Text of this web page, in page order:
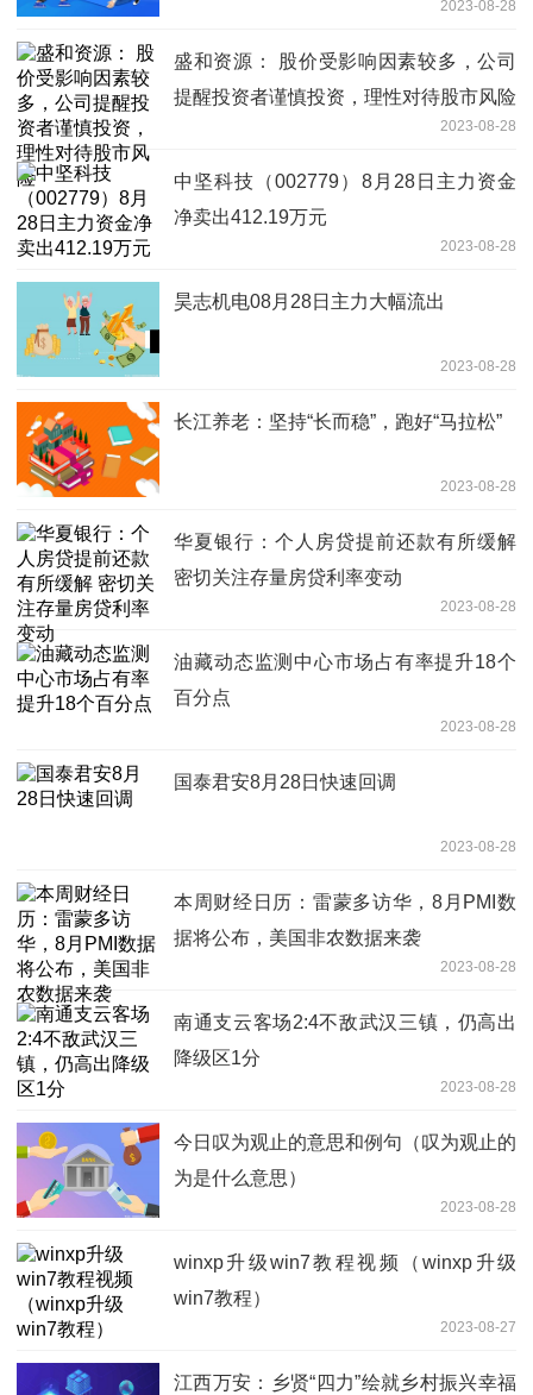
2023-08-28
盛和资源： 股价受影响因素较多，公司
提醒投资者谨慎投资，理性对待股市风险
2023-08-28
中坚科技（002779）8月28日主力资金
净卖出412.19万元
2023-08-28
昊志机电08月28日主力大幅流出
2023-08-28
长江养老：坚持“长而稳”，跑好“马拉松”
2023-08-28
华夏银行：个人房贷提前还款有所缓解
密切关注存量房贷利率变动
2023-08-28
油藏动态监测中心市场占有率提升18个
百分点
2023-08-28
国泰君安8月28日快速回调
2023-08-28
本周财经日历：雷蒙多访华，8月PMI数
据将公布，美国非农数据来袭
2023-08-28
南通支云客场2:4不敌武汉三镇，仍高出
降级区1分
2023-08-28
今日叹为观止的意思和例句（叹为观止的
为是什么意思）
2023-08-28
winxp升级win7教程视频（winxp升级
win7教程）
2023-08-27
江西万安：乡贤“四力”绘就乡村振兴幸福